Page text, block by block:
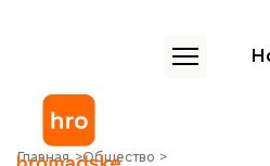
Главная Общество
Глава «Слуги народа» Арахамия и